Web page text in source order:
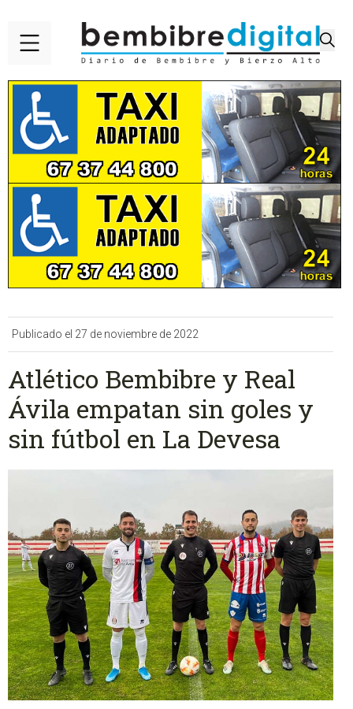
Publicado el 27 de noviembre de 2022
Atlético Bembibre y Real
Ávila empatan sin goles y
sin fútbol en La Devesa